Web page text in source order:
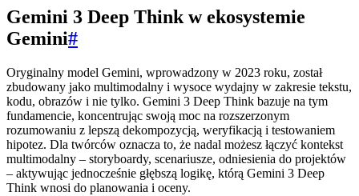
Gemini 3 Deep Think w ekosystemie
Gemini#
Oryginalny model Gemini, wprowadzony w 2023 roku, został
zbudowany jako multimodalny i wysoce wydajny w zakresie tekstu,
kodu, obrazów i nie tylko. Gemini 3 Deep Think bazuje na tym
fundamencie, koncentrując swoją moc na rozszerzonym
rozumowaniu z lepszą dekompozycją, weryfikacją i testowaniem
hipotez. Dla twórców oznacza to, że nadal możesz łączyć kontekst
multimodalny – storyboardy, scenariusze, odniesienia do projektów
– aktywując jednocześnie głębszą logikę, którą Gemini 3 Deep
Think wnosi do planowania i oceny.